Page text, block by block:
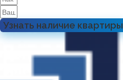
Узнать наличие квартиры